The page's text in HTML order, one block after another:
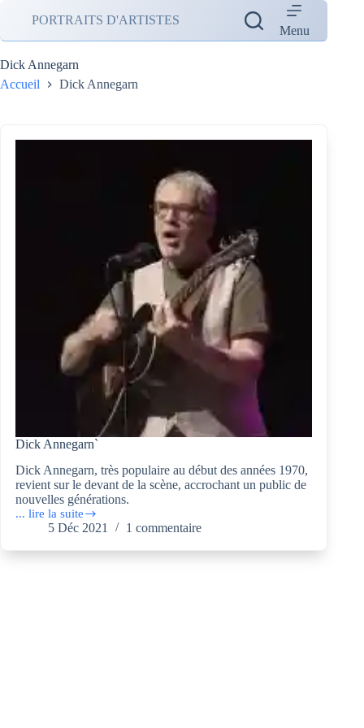
contenu
PORTRAITS D'ARTISTES
Menu
Dick Annegarn
Accueil
Dick Annegarn
Dick Annegarn`
Dick Annegarn, très populaire au début des années 1970,
revient sur le devant de la scène, accrochant un public de
nouvelles générations.
... lire la suite
Dick
Annegarn`5 Déc 2021 1 commentaire